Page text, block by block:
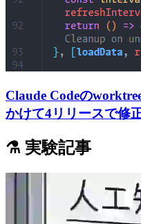
Claude Codeの
かけて4リリースで修
⚗️ 実験記事